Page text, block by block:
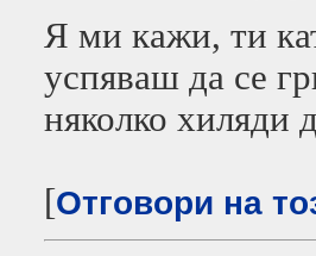
Я ми кажи, ти
успяваш да се
няколко хиляди
[Отговори на